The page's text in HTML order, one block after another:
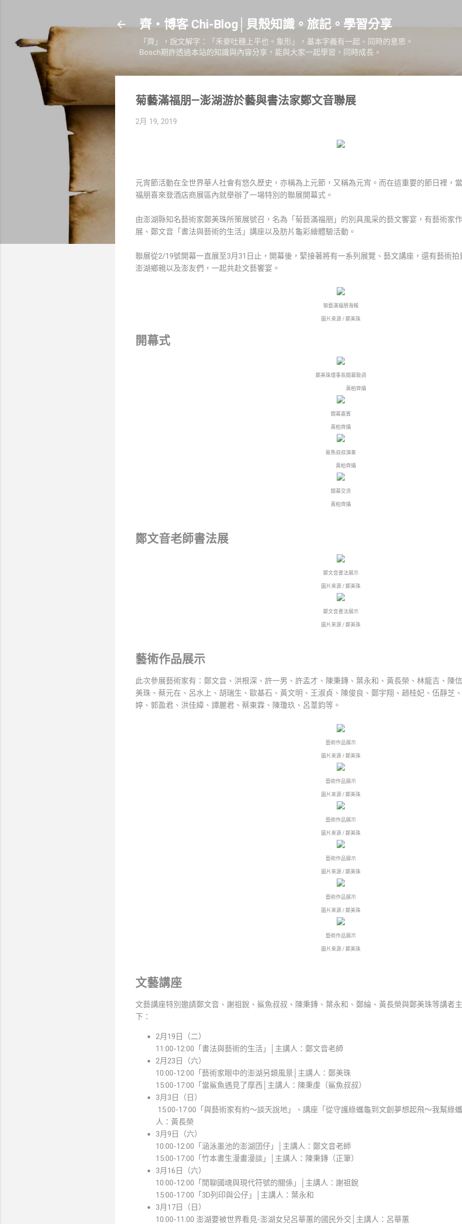
齊‧博客 Chi-Blog│貝殼知識。旅記。學習分享
「齊」，說文解字：「禾麥吐穗上平也。象形」，基本字義有一起、同時的意思。
Bosch期許透過本站的知識與內容分享，能與大家一起學習，同時成長。
菊藝滿福朋—澎湖游於藝與書法家鄭文音聯展
2月 19, 2019
元宵節活動在全世界華人社會有悠久歷史，亦稱為上元節，又稱為元宵。而在這重要的節日裡，
福朋喜來登酒店商展區內就舉辦了一場特別的聯展開幕式。
由澎湖縣知名藝術家鄭美珠所策展號召，名為「菊藝滿福朋」的別具風采的藝文饗宴，有藝術家
展、鄭文音「書法與藝術的生活」講座以及肪片龜彩繪體驗活動。
聯展從2/19號開幕一直展至3月31日止，開幕後，緊接著將有一系列展覽、藝文講座，還有藝術
澎湖鄉親以及澎友們，一起共赴文藝饗宴。
菊藝滿福朋海報
圖片來源 / 鄭美珠
開幕式
鄭美珠理事長開幕致詞
黃柏齊攝
開幕嘉賓
黃柏齊攝
鯊魚叔叔演奏
黃柏齊攝
開幕交流
黃柏齊攝
鄭文音老師書法展
鄭文音書法展示
圖片來源 / 鄭美珠
鄭文音書法展示
圖片來源 / 鄭美珠
藝術作品展示
此次參展藝術家有：鄭文音、洪根深、許一男、許孟才、陳秉鏄、葉永和、黃長榮、林龍吉、陳
美珠、蔡元在、呂水上、胡瑞生、歐基石、黃文明、王淑貞、陳俊良、鄭宇翔、趙桂妃、伍靜芝
婷、郭盈君、洪佳緯、譚麗君、蔡東霖、陳瓊玖、呂葦鈞等。
藝術作品展示
圖片來源 / 鄭美珠
藝術作品展示
圖片來源 / 鄭美珠
藝術作品展示
圖片來源 / 鄭美珠
藝術作品展示
圖片來源 / 鄭美珠
藝術作品展示
圖片來源 / 鄭美珠
藝術作品展示
圖片來源 / 鄭美珠
文藝講座
文藝講座特別邀請鄭文音、謝祖銳、鯊魚叔叔、陳秉鏄、葉永和、鄭綸、黃長榮與鄭美珠等講者
下：
2月19日（二）
11:00-12:00「書法與藝術的生活」│主講人：鄭文音老師
2月23日（六）
10:00-12:00「藝術家眼中的澎湖另類風景│主講人：鄭美珠
15:00-17:00「當鯊魚遇見了摩西│主講人：陳秉虔（鯊魚叔叔）
3月3日（日）
15:00-17:00「與藝術家有約～談天說地」、講座「從守護綠蠵龜到文創夢想起飛～我幫綠
人：黃長榮
3月9日（六）
10:00-12:00「涵泳墨池的澎湖囝仔」│主講人：鄭文音老師
15:00-17:00「竹本書生漫畫漫談」│主講人：陳秉鏄（正筆）
3月16日（六）
10:00-12:00「閒聊國魂與現代符號的關係」│主講人：謝祖銳
15:00-17:00「3D列印與公仔」│主講人：葉永和
3月17日（日）
10:00-11:00 澎湖要被世界看見-澎湖女兒呂華蕙的國民外交│主講人：呂華蕙